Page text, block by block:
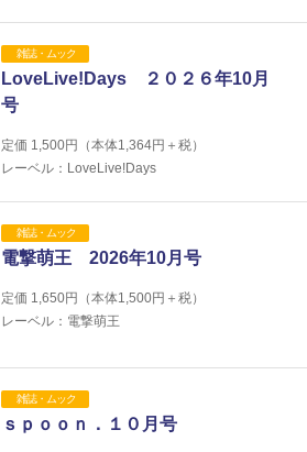
雑誌・ムック
LoveLive!Days ２０２６年10月
号
定価 1,500円（本体1,364円＋税）
レーベル：LoveLive!Days
雑誌・ムック
電撃萌王 2026年10月号
定価 1,650円（本体1,500円＋税）
レーベル：電撃萌王
雑誌・ムック
ｓｐｏｏｎ．１０月号